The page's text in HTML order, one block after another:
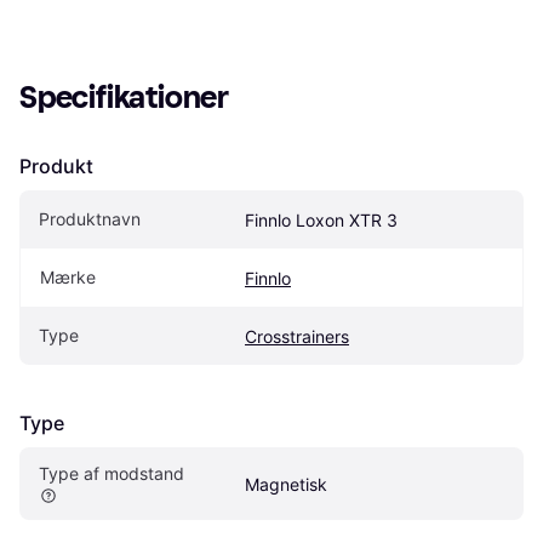
Specifikationer
Produkt
Produktnavn Finnlo Loxon XTR 3
Mærke Finnlo
Type Crosstrainers
Type
Type af modstand
Magnetisk